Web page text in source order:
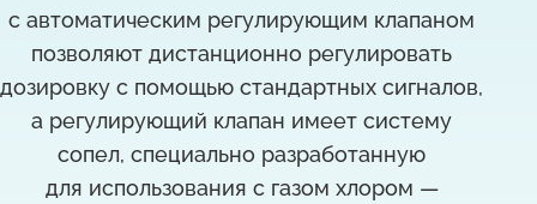
с автоматическим регулирующим клапаном
позволяют дистанционно регулировать
дозировку с помощью стандартных сигналов,
а регулирующий клапан имеет систему
сопел, специально разработанную
для использования с газом хлором —